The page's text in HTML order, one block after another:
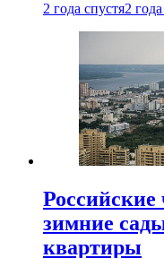
2 года спустя2
зимние
квартиры